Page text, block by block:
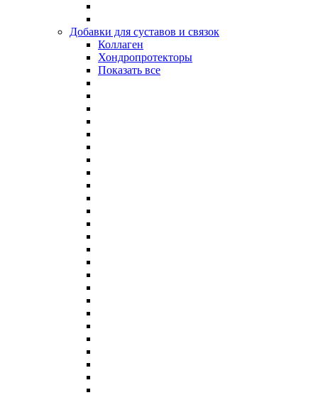
Добавки для суставов и связок
Коллаген
Хондропротекторы
Показать все